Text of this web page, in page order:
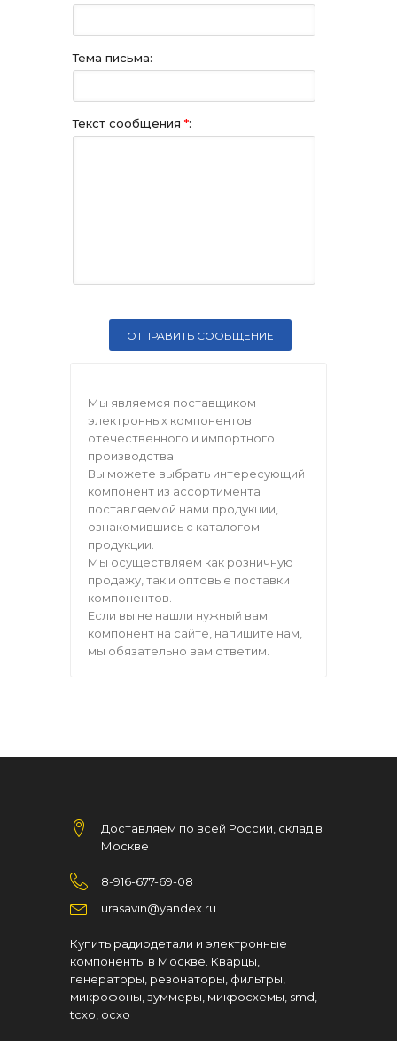
Тема письма:
Текст сообщения *:
Мы являемся поставщиком
электронных компонентов
отечественного и импортного
производства.
Вы можете выбрать интересующий
компонент из ассортимента
поставляемой нами продукции,
ознакомившись с каталогом
продукции.
Мы осуществляем как розничную
продажу, так и оптовые поставки
компонентов.
Если вы не нашли нужный вам
компонент на сайте, напишите нам,
мы обязательно вам ответим.
Доставляем по всей России, склад в
Москве
8-916-677-69-08
urasavin@yandex.ru
Купить радиодетали и электронные
компоненты в Москве. Кварцы,
генераторы, резонаторы, фильтры,
микрофоны, зуммеры, микросхемы, smd,
tcxo, ocxo